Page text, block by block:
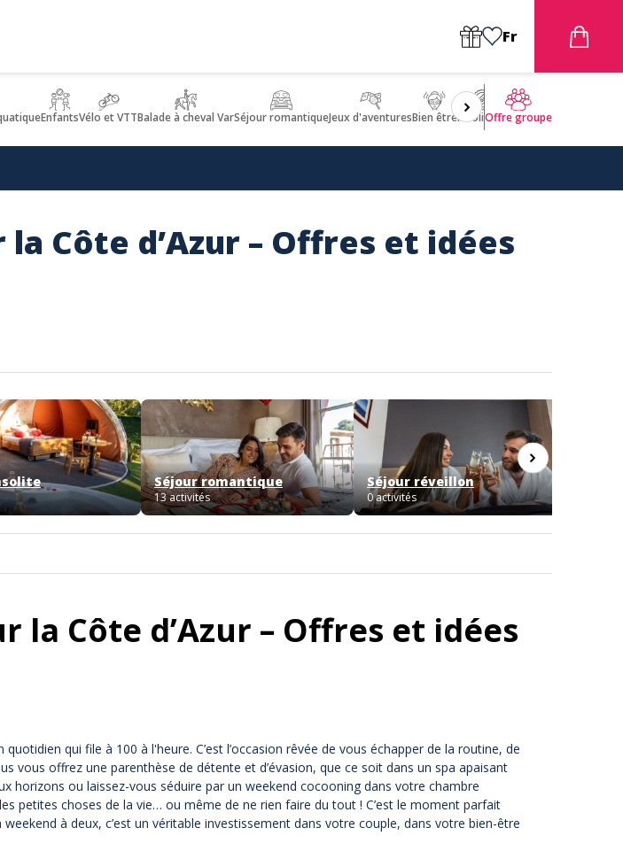
Fr
EnfantsVélo et VTTBalade à cheval VarSéjour romantiqueJeux d'aventuresBien êtreInsolite 🤩ULM
Offre groupe
Côte d’Azur – Offres et idées
Séjour romantique
13 activités
Séjour réveillon
0 activités
Côte d’Azur – Offres et idées
qui file à 100 à l'heure. C’est l’occasion rêvée de vous échapper de la routine, de
offrez une parenthèse de détente et d’évasion, que ce soit dans un spa apaisant
horizons ou laissez-vous séduire par un weekend cocooning dans votre chambre
petites choses de la vie… ou même de ne rien faire du tout ! C’est le moment parfait
à deux, c’est un véritable investissement dans votre couple, dans votre bien-être